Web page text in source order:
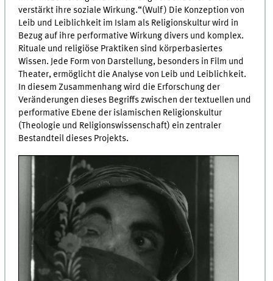
verstärkt ihre soziale Wirkung.“(Wulf) Die Konzeption von
Leib und Leiblichkeit im Islam als Religionskultur wird in
Bezug auf ihre performative Wirkung divers und komplex.
Rituale und religiöse Praktiken sind körperbasiertes
Wissen. Jede Form von Darstellung, besonders in Film und
Theater, ermöglicht die Analyse von Leib und Leiblichkeit.
In diesem Zusammenhang wird die Erforschung der
Veränderungen dieses Begriffs zwischen der textuellen und
performative Ebene der islamischen Religionskultur
(Theologie und Religionswissenschaft) ein zentraler
Bestandteil dieses Projekts.